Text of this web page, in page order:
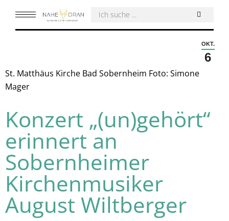
OKT.
6
St. Matthäus Kirche Bad Sobernheim Foto: Simone
Mager
Konzert „(un)gehört“
erinnert an
Sobernheimer
Kirchenmusiker
August Wiltberger